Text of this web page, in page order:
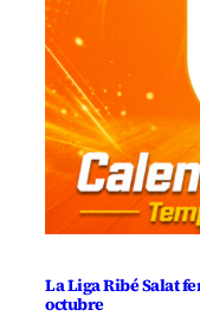
La Liga Ribé Salat
octubre